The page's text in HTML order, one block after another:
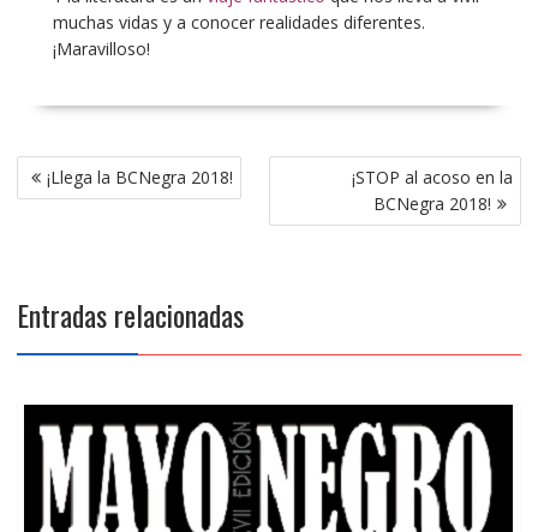
muchas vidas y a conocer realidades diferentes.
¡Maravilloso!
Navegación
de
¡Llega la BCNegra 2018!
¡STOP al acoso en la
BCNegra 2018!
Entradas relacionadas